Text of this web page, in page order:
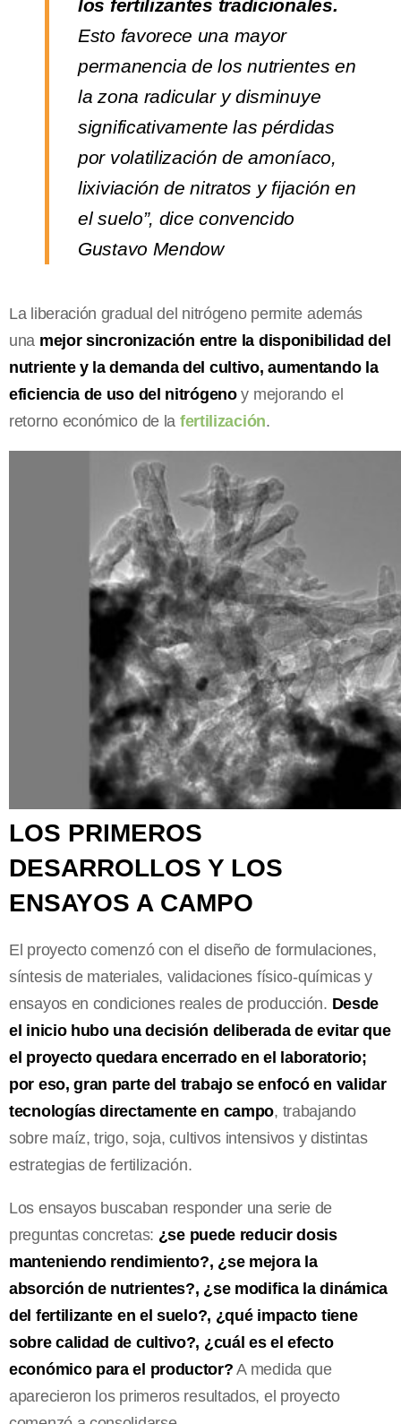
los fertilizantes tradicionales.
Esto favorece una mayor
permanencia de los nutrientes en
la zona radicular y disminuye
significativamente las pérdidas
por volatilización de amoníaco,
lixiviación de nitratos y fijación en
el suelo”, dice convencido
Gustavo Mendow
La liberación gradual del nitrógeno permite además
una mejor sincronización entre la disponibilidad del
nutriente y la demanda del cultivo, aumentando la
eficiencia de uso del nitrógenoy mejorando el
retorno económico de la fertilización.
LOS PRIMEROS
DESARROLLOS Y LOS
ENSAYOS A CAMPO
El proyecto comenzó con el diseño de formulaciones,
síntesis de materiales, validaciones físico-químicas y
ensayos en condiciones reales de producción. Desde
el inicio hubo una decisión deliberada de evitar que
el proyecto quedara encerrado en el laboratorio;
por eso, gran parte del trabajo se enfocó en validar
tecnologías directamente en campo, trabajando
sobre maíz, trigo, soja, cultivos intensivos y distintas
estrategias de fertilización.
Los ensayos buscaban responder una serie de
preguntas concretas: ¿se puede reducir dosis
manteniendo rendimiento?, ¿se mejora la
absorción de nutrientes?, ¿se modifica la dinámica
del fertilizante en el suelo?, ¿qué impacto tiene
sobre calidad de cultivo?, ¿cuál es el efecto
económico para el productor? A medida que
aparecieron los primeros resultados, el proyecto